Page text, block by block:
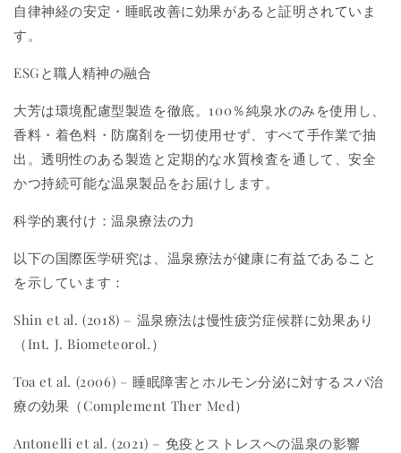
自律神経の安定・睡眠改善に効果があると証明されていま
す。
ESGと職人精神の融合
大芳は環境配慮型製造を徹底。100％純泉水のみを使用し、
香料・着色料・防腐剤を一切使用せず、すべて手作業で抽
出。透明性のある製造と定期的な水質検査を通して、安全
かつ持続可能な温泉製品をお届けします。
科学的裏付け：温泉療法の力
以下の国際医学研究は、温泉療法が健康に有益であること
を示しています：
Shin et al. (2018) – 温泉療法は慢性疲労症候群に効果あり
（Int. J. Biometeorol.）
Toa et al. (2006) – 睡眠障害とホルモン分泌に対するスパ治
療の効果（Complement Ther Med）
Antonelli et al. (2021) – 免疫とストレスへの温泉の影響